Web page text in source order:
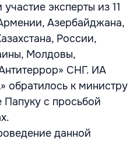
эксперты из 11
Азербайджана,
России,
Молдовы,
СНГ. ИА
к министру
Папуку с просьбой
данной